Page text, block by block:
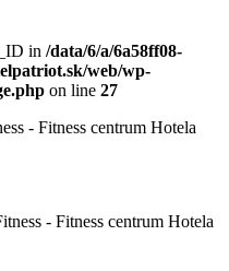
in /data/6/a/6a58ff08-
web/wp-
on line 27
- Fitness centrum Hotela